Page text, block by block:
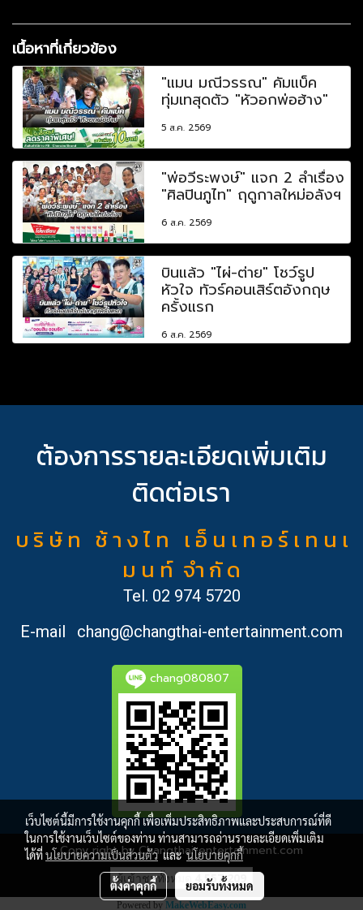
เนื้อหาที่เกี่ยวข้อง
"แมน มณีวรรณ" คัมแบ็ค
ทุ่มเทสุดตัว "หัวอกพ่อฮ้าง"
5 ส.ค. 2569
"พ่อวีระพงษ์" แจก 2 ลำเรื่อง
"ศิลปินภูไท" ฤดูกาลใหม่อลังฯ
6 ส.ค. 2569
บินแล้ว "ไผ่-ต่าย" โชว์รูป
หัวใจ ทัวร์คอนเสิร์ตอังกฤษ
ครั้งแรก
6 ส.ค. 2569
ต้องการรายละเอียดเพิ่มเติม
ติดต่อเรา
บ ริ ษั ท ช้ า ง ไ ท เ อ็ น เ ท อ ร์ เ ท น เ
ม น ท์ จำ กั ด
Tel. 02 974 5720
E-mail
chang@changthai-entertainment.com
chang080807
Copy right by Changthai-entertainment.com
ผู้เข้าชมทั้งหมด 4,557,209
Powered by MakeWebEasy.com
เว็บไซต์นี้มีการใช้งานคุกกี้ เพื่อเพิ่มประสิทธิภาพและประสบการณ์ที่ดี
ในการใช้งานเว็บไซต์ของท่าน ท่านสามารถอ่านรายละเอียดเพิ่มเติม
ได้ที่นโยบายความเป็นส่วนตัวและนโยบายคุกกี้
ตั้งค่าคุกกี้ ยอมรับทั้งหมด